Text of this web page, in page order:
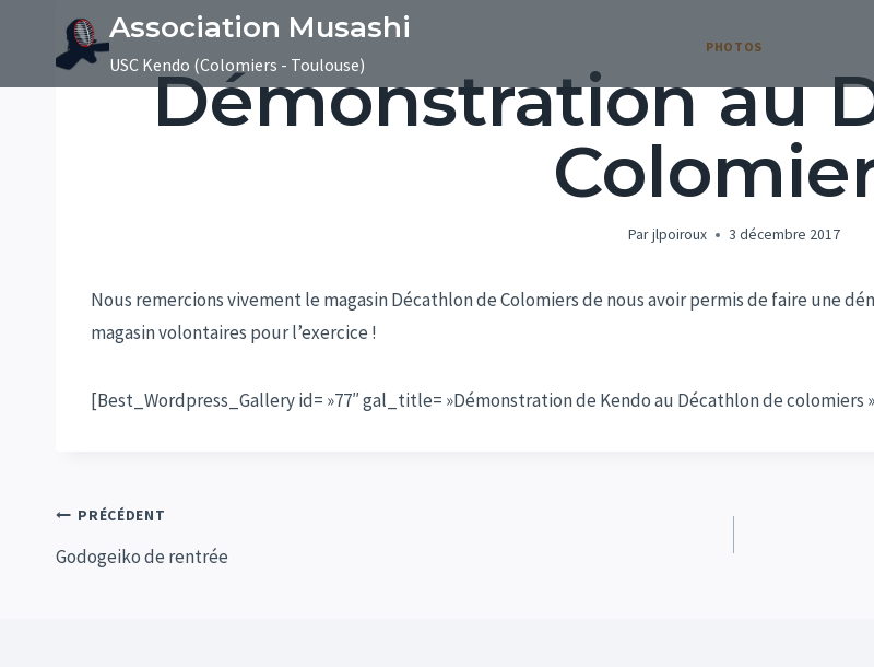
Association Musashi
USC Kendo (Colomiers - Toulouse)
PHOTOS
Démonstration au
Par jlpoiroux 3 décembre 2017
Nous remercions vivement le magasin Décathlon de Colomiers de nous avoir permis de faire une
magasin volontaires pour l’exercice !
[Best_Wordpress_Gallery id= »77″ gal_title= »Démonstration de Kendo au Décathlon de colomiers
Navigation
de
PRÉCÉDENT
Godogeiko de rentrée